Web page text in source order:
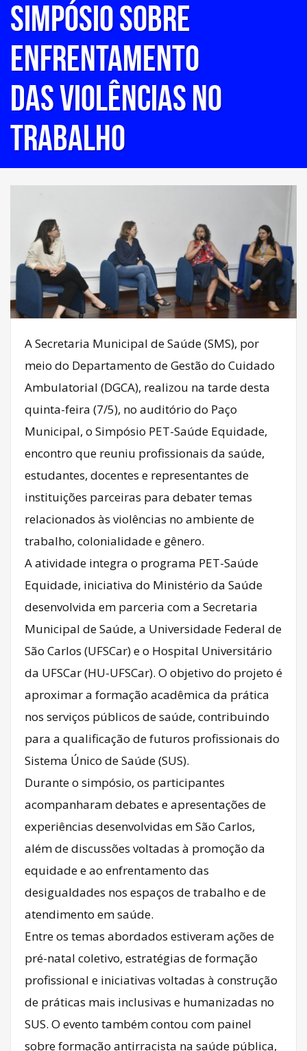
SIMPÓSIO SOBRE
ENFRENTAMENTO
DAS VIOLÊNCIAS NO
TRABALHO
A Secretaria Municipal de Saúde (SMS), por
meio do Departamento de Gestão do Cuidado
Ambulatorial (DGCA), realizou na tarde desta
quinta-feira (7/5), no auditório do Paço
Municipal, o Simpósio PET-Saúde Equidade,
encontro que reuniu profissionais da saúde,
estudantes, docentes e representantes de
instituições parceiras para debater temas
relacionados às violências no ambiente de
trabalho, colonialidade e gênero.
A atividade integra o programa PET-Saúde
Equidade, iniciativa do Ministério da Saúde
desenvolvida em parceria com a Secretaria
Municipal de Saúde, a Universidade Federal de
São Carlos (UFSCar) e o Hospital Universitário
da UFSCar (HU-UFSCar). O objetivo do projeto é
aproximar a formação acadêmica da prática
nos serviços públicos de saúde, contribuindo
para a qualificação de futuros profissionais do
Sistema Único de Saúde (SUS).
Durante o simpósio, os participantes
acompanharam debates e apresentações de
experiências desenvolvidas em São Carlos,
além de discussões voltadas à promoção da
equidade e ao enfrentamento das
desigualdades nos espaços de trabalho e de
atendimento em saúde.
Entre os temas abordados estiveram ações de
pré-natal coletivo, estratégias de formação
profissional e iniciativas voltadas à construção
de práticas mais inclusivas e humanizadas no
SUS. O evento também contou com painel
sobre formação antirracista na saúde pública,